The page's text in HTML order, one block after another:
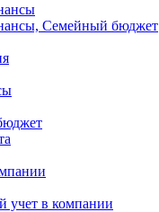
Семейный бюджет
учет в компании